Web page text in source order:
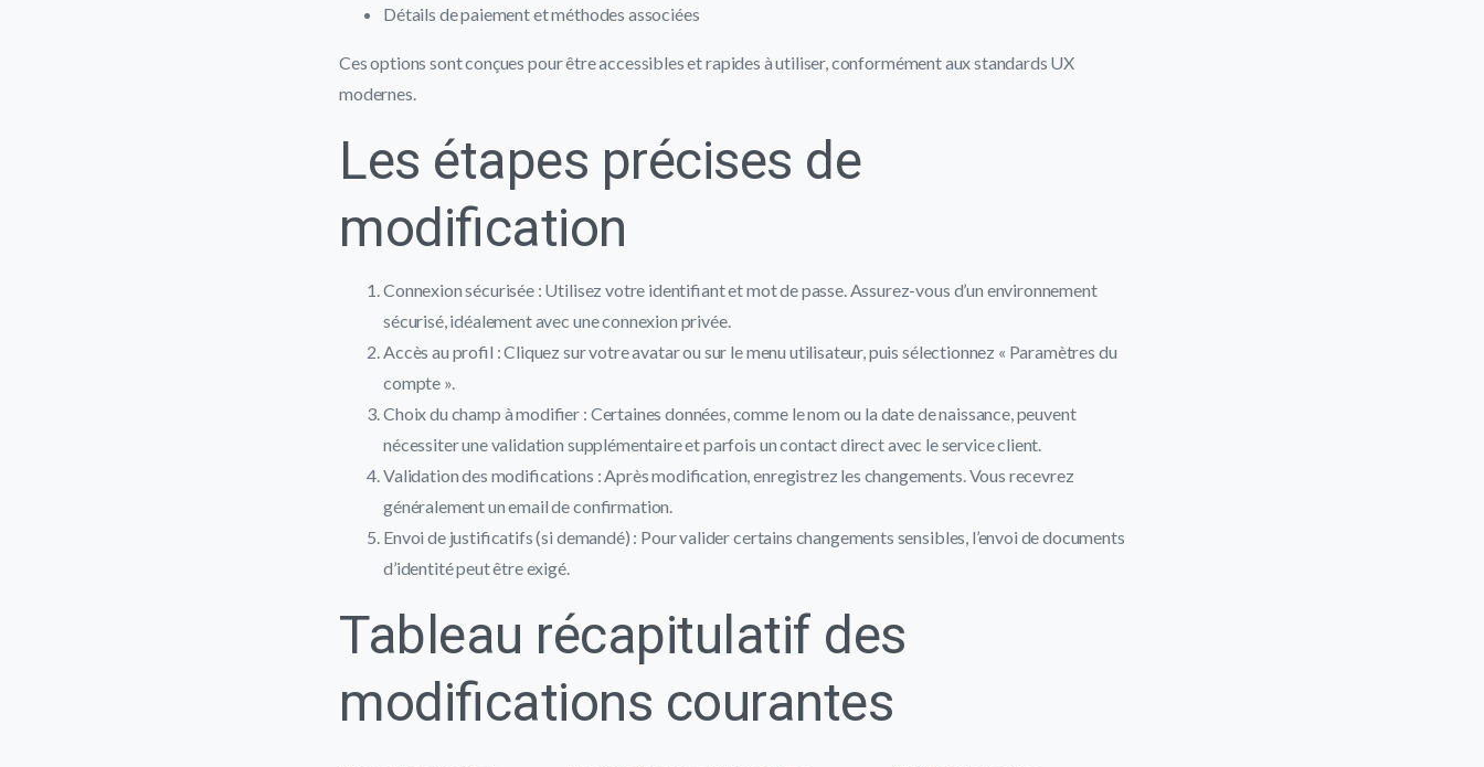
Détails de paiement et méthodes associées
Ces options sont conçues pour être accessibles et rapides à utiliser, conformément aux standards UX
modernes.
Les étapes précises de
modification
Connexion sécurisée : Utilisez votre identifiant et mot de passe. Assurez-vous d’un environnement
sécurisé, idéalement avec une connexion privée.
Accès au profil : Cliquez sur votre avatar ou sur le menu utilisateur, puis sélectionnez « Paramètres du
compte ».
Choix du champ à modifier : Certaines données, comme le nom ou la date de naissance, peuvent
nécessiter une validation supplémentaire et parfois un contact direct avec le service client.
Validation des modifications : Après modification, enregistrez les changements. Vous recevrez
généralement un email de confirmation.
Envoi de justificatifs (si demandé) : Pour valider certains changements sensibles, l’envoi de documents
d’identité peut être exigé.
Tableau récapitulatif des
modifications courantes